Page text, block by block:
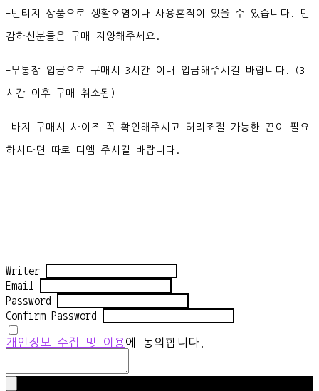
-빈티지 상품으로 생활오염이나 사용흔적이 있을 수 있습니다. 민
감하신분들은 구매 지양해주세요.
-무통장 입금으로 구매시 3시간 이내 입금해주시길 바랍니다. (3
시간 이후 구매 취소됨)
-바지 구매시 사이즈 꼭 확인해주시고 허리조절 가능한 끈이 필요
하시다면 따로 디엠 주시길 바랍니다.
Writer
Email
Password
Confirm Password
개인정보 수집 및 이용에 동의합니다.